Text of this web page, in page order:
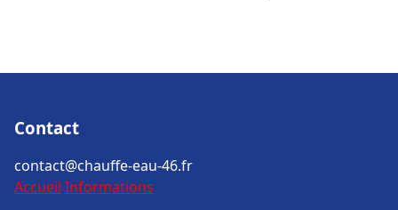
Contact
contact@chauffe-eau-46.fr
Accueil Informations